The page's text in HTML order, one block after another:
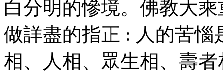
白分明的慘境。佛教大
做詳盡的指正 : 人的苦惱
相、人相、眾生相、壽